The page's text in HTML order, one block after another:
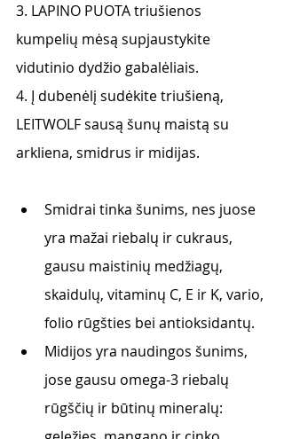
3. LAPINO PUOTA triušienos
kumpelių mėsą supjaustykite
vidutinio dydžio gabalėliais.
4. Į dubenėlį sudėkite triušieną,
LEITWOLF sausą šunų maistą su
arkliena, smidrus ir midijas.
Smidrai tinka šunims, nes juose
yra mažai riebalų ir cukraus,
gausu maistinių medžiagų,
skaidulų, vitaminų C, E ir K, vario,
folio rūgšties bei antioksidantų.
Midijos yra naudingos šunims,
jose gausu omega-3 riebalų
rūgščių ir būtinų mineralų: